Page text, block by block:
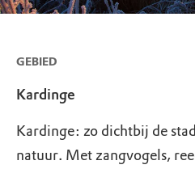
GEBIED
Kardinge
Kardinge: zo dichtbij de
natuur. Met zangvogels,